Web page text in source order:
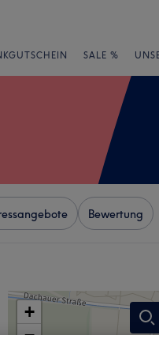
SALE %
Bewertung
+
−